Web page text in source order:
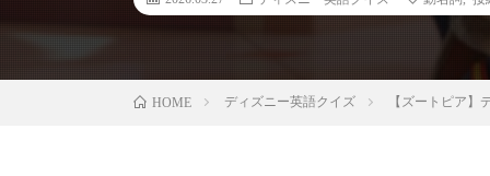
HOME ディズニー英語クイズ 【ズートピア